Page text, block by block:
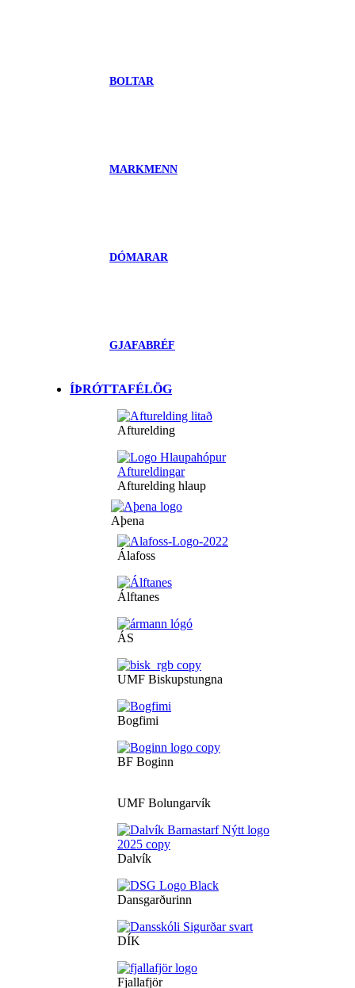
BOLTAR
MARKMENN
DÓMARAR
GJAFABRÉF
ÍÞRÓTTAFÉLÖG
Afturelding
Afturelding hlaup
Aþena
Álafoss
Álftanes
ÁS
UMF Biskupstungna
Bogfimi
BF Boginn
UMF Bolungarvík
Dalvík
Dansgarðurinn
DÍK
Fjallafjör